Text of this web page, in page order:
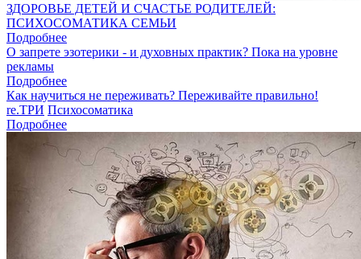
ЗДОРОВЬЕ ДЕТЕЙ И СЧАСТЬЕ РОДИТЕЛЕЙ:
ПСИХОСОМАТИКА СЕМЬИ
Подробнее
О запрете эзотерики - и духовных практик? Пока на уровне
рекламы
Подробнее
Как научиться не переживать? Переживайте правильно!
re.ТРИ Психосоматика
Подробнее